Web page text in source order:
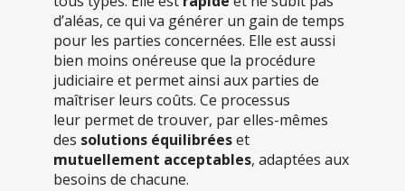
d’aléas, ce qui va générer un gain de temps
pour les parties concernées. Elle est aussi
bien moins onéreuse que la procédure
judiciaire et permet ainsi aux parties de
maîtriser leurs coûts. Ce processus
leur permet de trouver, par elles-mêmes
des solutions équilibréeset
mutuellement acceptables, adaptées aux
besoins de chacune.